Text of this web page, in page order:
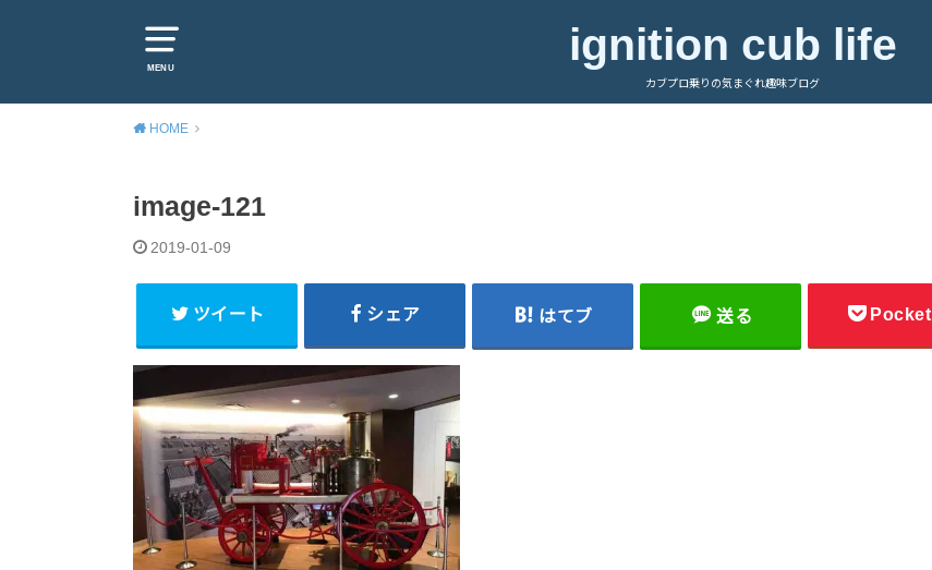
MENU ignition cub life
カブプロ乗りの気まぐれ趣味ブログ
HOME
image-121
2019-01-09
ツイート シェア はてブ 送る Pocket